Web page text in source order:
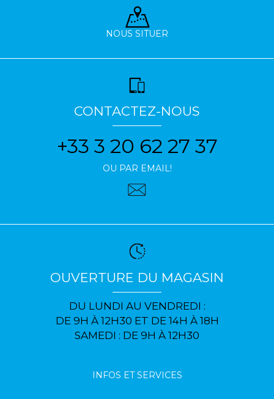
NOUS SITUER
CONTACTEZ-NOUS
+33 3 20 62 27 37
OU PAR EMAIL!
OUVERTURE DU MAGASIN
DU LUNDI AU VENDREDI :
DE 9H À 12H30 ET DE 14H À 18H
SAMEDI : DE 9H À 12H30
INFOS ET SERVICES